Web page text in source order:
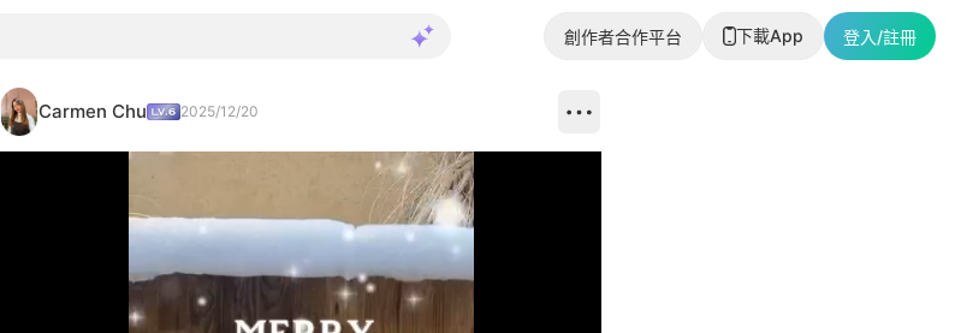
創作者合作平台 下載App 登入/註冊
Carmen Chu 2025/12/20